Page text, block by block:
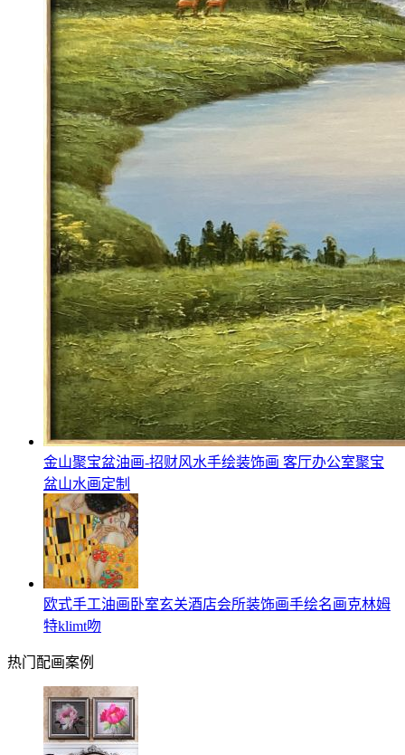
金山聚宝盆油画-招财风水手绘装饰画 客厅办公室聚宝
盆山水画定制
欧式手工油画卧室玄关酒店会所装饰画手绘名画克林姆
特klimt吻
热门配画案例